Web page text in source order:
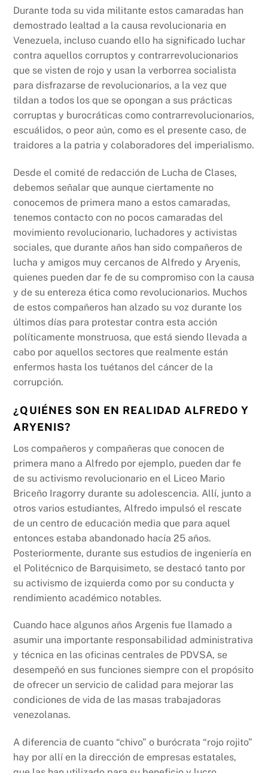
Durante toda su vida militante estos camaradas han
demostrado lealtad a la causa revolucionaria en
Venezuela, incluso cuando ello ha significado luchar
contra aquellos corruptos y contrarrevolucionarios
que se visten de rojo y usan la verborrea socialista
para disfrazarse de revolucionarios, a la vez que
tildan a todos los que se opongan a sus prácticas
corruptas y burocráticas como contrarrevolucionarios,
escuálidos, o peor aún, como es el presente caso, de
traidores a la patria y colaboradores del imperialismo.
Desde el comité de redacción de Lucha de Clases,
debemos señalar que aunque ciertamente no
conocemos de primera mano a estos camaradas,
tenemos contacto con no pocos camaradas del
movimiento revolucionario, luchadores y activistas
sociales, que durante años han sido compañeros de
lucha y amigos muy cercanos de Alfredo y Aryenis,
quienes pueden dar fe de su compromiso con la causa
y de su entereza ética como revolucionarios. Muchos
de estos compañeros han alzado su voz durante los
últimos días para protestar contra esta acción
políticamente monstruosa, que está siendo llevada a
cabo por aquellos sectores que realmente están
enfermos hasta los tuétanos del cáncer de la
corrupción.
¿QUIÉNES SON EN REALIDAD ALFREDO Y
ARYENIS?
Los compañeros y compañeras que conocen de
primera mano a Alfredo por ejemplo, pueden dar fe
de su activismo revolucionario en el Liceo Mario
Briceño Iragorry durante su adolescencia. Allí, junto a
otros varios estudiantes, Alfredo impulsó el rescate
de un centro de educación media que para aquel
entonces estaba abandonado hacía 25 años.
Posteriormente, durante sus estudios de ingeniería en
el Politécnico de Barquisimeto, se destacó tanto por
su activismo de izquierda como por su conducta y
rendimiento académico notables.
Cuando hace algunos años Argenis fue llamado a
asumir una importante responsabilidad administrativa
y técnica en las oficinas centrales de PDVSA, se
desempeñó en sus funciones siempre con el propósito
de ofrecer un servicio de calidad para mejorar las
condiciones de vida de las masas trabajadoras
venezolanas.
A diferencia de cuanto “chivo” o burócrata “rojo rojito”
hay por allí en la dirección de empresas estatales,